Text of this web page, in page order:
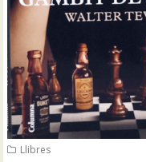
Llibres